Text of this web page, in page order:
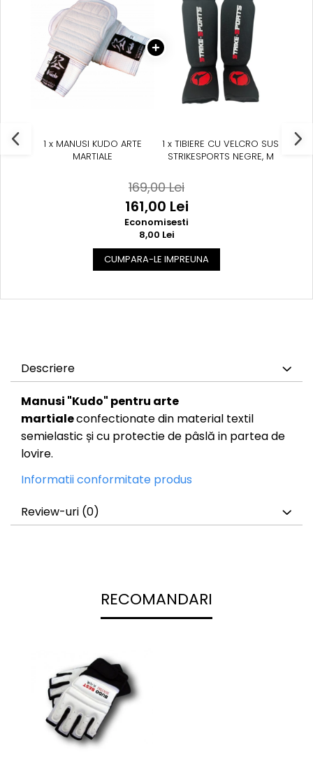
1 x MANUSI KUDO ARTE
MARTIALE
1 x TIBIERE CU VELCRO SUS
STRIKESPORTS NEGRE, M
169,00 Lei
161,00 Lei
Economisesti
8,00 Lei
CUMPARA-LE IMPREUNA
Descriere
Manusi "Kudo" pentru arte
martialeconfectionate din material textil
semielastic și cu protectie de pâslă in partea de
lovire.
Informatii conformitate produs
Review-uri (0)
RECOMANDARI